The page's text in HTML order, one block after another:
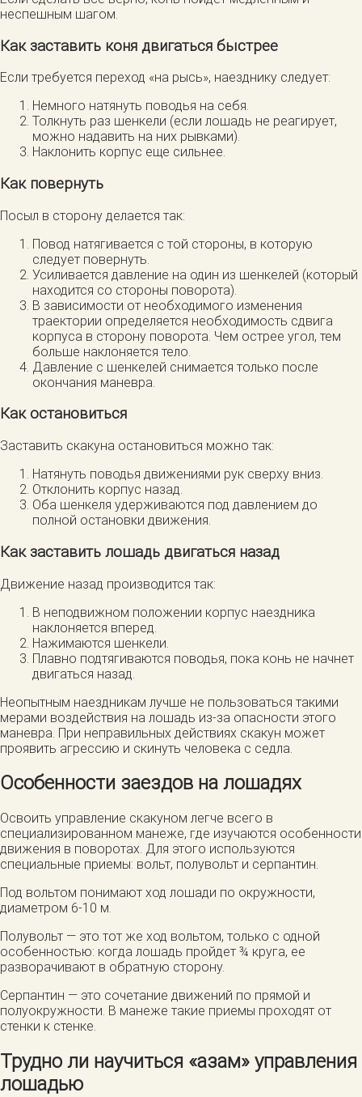
неспешным шагом.
Как заставить коня двигаться быстрее
Если требуется переход «на рысь», наезднику следует:
Немного натянуть поводья на себя.
Толкнуть раз шенкели (если лошадь не реагирует,
можно надавить на них рывками).
Наклонить корпус еще сильнее.
Как повернуть
Посыл в сторону делается так:
Повод натягивается с той стороны, в которую
следует повернуть.
Усиливается давление на один из шенкелей (который
находится со стороны поворота).
В зависимости от необходимого изменения
траектории определяется необходимость сдвига
корпуса в сторону поворота. Чем острее угол, тем
больше наклоняется тело.
Давление с шенкелей снимается только после
окончания маневра.
Как остановиться
Заставить скакуна остановиться можно так:
Натянуть поводья движениями рук сверху вниз.
Отклонить корпус назад.
Оба шенкеля удерживаются под давлением до
полной остановки движения.
Как заставить лошадь двигаться назад
Движение назад производится так:
В неподвижном положении корпус наездника
наклоняется вперед.
Нажимаются шенкели.
Плавно подтягиваются поводья, пока конь не начнет
двигаться назад.
Неопытным наездникам лучше не пользоваться такими
мерами воздействия на лошадь из-за опасности этого
маневра. При неправильных действиях скакун может
проявить агрессию и скинуть человека с седла.
Особенности заездов на лошадях
Освоить управление скакуном легче всего в
специализированном манеже, где изучаются особенности
движения в поворотах. Для этого используются
специальные приемы: вольт, полувольт и серпантин.
Под вольтом понимают ход лошади по окружности,
диаметром 6-10 м.
Полувольт — это тот же ход вольтом, только с одной
особенностью: когда лошадь пройдет ¾ круга, ее
разворачивают в обратную сторону.
Серпантин — это сочетание движений по прямой и
полуокружности. В манеже такие приемы проходят от
стенки к стенке.
Трудно ли научиться «азам» управления
лошадью